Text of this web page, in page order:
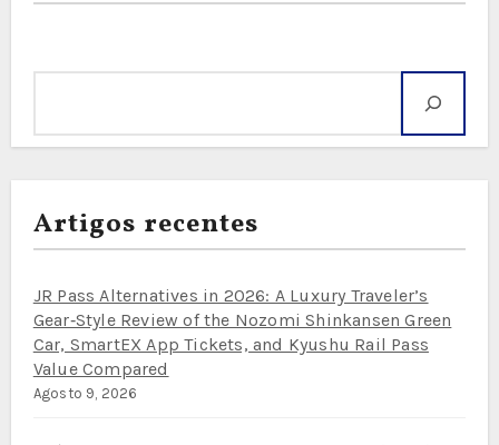
Artigos recentes
JR Pass Alternatives in 2026: A Luxury Traveler’s
Gear‑Style Review of the Nozomi Shinkansen Green
Car, SmartEX App Tickets, and Kyushu Rail Pass
Value Compared
Agosto 9, 2026